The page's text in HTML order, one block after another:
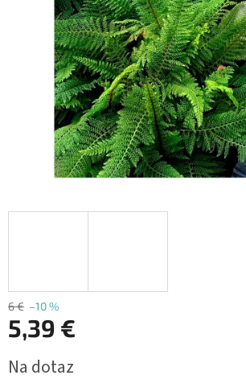
6 € –10 %
5,39 €
cena:
Na dotaz